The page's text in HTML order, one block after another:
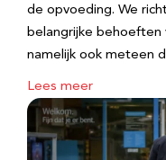
de opvoeding. We
belangrijke behoeften
namelijk ook meteen
Lees meer